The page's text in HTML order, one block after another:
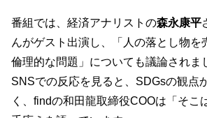
番組では、経済アナリストの森永康平
んがゲスト出演し、「人の落とし物を
倫理的な問題」についても議論されま
SNSでの反応を見ると、SDGsの観点
く、findの和田龍取締役COOは「そこ